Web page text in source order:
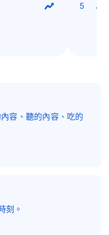
容、聽的內容、吃的
刻。